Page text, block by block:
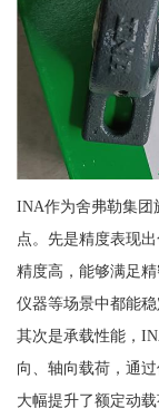
INA作为舍弗勒集团
点。先是精度表现
精度高，能够满足
仪器等场景中都能稳
其次是承载性能，
向、轴向载荷，通
大幅提升了额定动